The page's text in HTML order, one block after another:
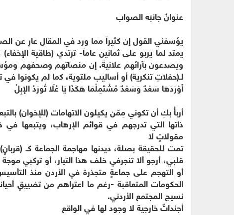
عنوانٌ جانبَه الصواب
يؤسفني القول إن كثيراً مما ورد في المقال عارٍ عن
يمتد لما يربو على ثمانين عاماً- ترتدي (طاقية
ويصدعون بآرائهم علانيةً. إن منصاتهم وصحفهم
لـ(حفلاتٍ تنكرية) أو أساليب ملتوية، كما لم يكونوا
أَوْرَدَهَا سَعْدٌ وَسَعْدٌ مُشْتَمِلْمَا هَكَذَا يَا عُلَا تُورَدُ الإِبِلْ
أربأُ بكِ أن تكوني مِمّن يكيلون الاتهامات (للإخوان)
ذاتها التي تدرجهم في قوائم الإرهاب، ويتبعها
مقولاتٍ لا
تمت للحقيقة بصلة، ديدنها مهاجمة الجماعة كـ
قلبي، أرجو ألا تنجرفي خلف هذا التيار، أو تركبي
أو التهجم على جماعةٍ متجذرة في الأردن منذ
الحكومات المتعاقبة -رغم ما اعتراهم من تضييقٍ
نسيج المجتمع الأردني.
أجنداتٌ خارجية لا وجود لها في الواقع